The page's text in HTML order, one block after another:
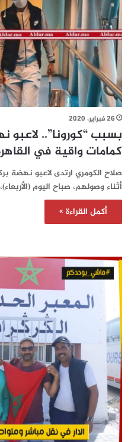
26 فبراير، 2020
بسبب “كورونا”..
كمامات واقية في
صلاح الكومري ارتدى لاعبو نهضة
أثناء وصولهم، صباح اليوم
أكمل القراءة »